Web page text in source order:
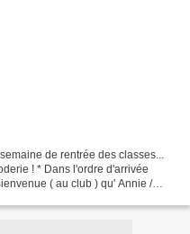
de rentrée des classes...
! * Dans l'ordre d'arrivée
( au club ) qu' Annie /